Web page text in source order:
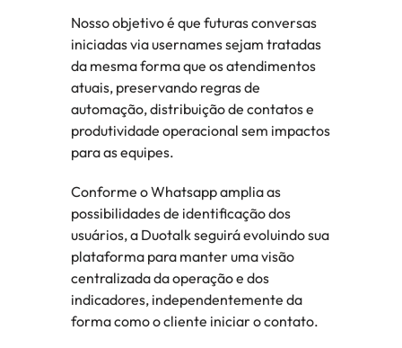
Nosso objetivo é que futuras conversas
iniciadas via usernames sejam tratadas
da mesma forma que os atendimentos
atuais, preservando regras de
automação, distribuição de contatos e
produtividade operacional sem impactos
para as equipes.
Conforme o Whatsapp amplia as
possibilidades de identificação dos
usuários, a Duotalk seguirá evoluindo sua
plataforma para manter uma visão
centralizada da operação e dos
indicadores, independentemente da
forma como o cliente iniciar o contato.